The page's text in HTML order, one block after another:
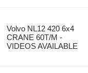
Volvo NL12 420 6x4
CRANE 60T/M -
VIDEOS AVAILABLE